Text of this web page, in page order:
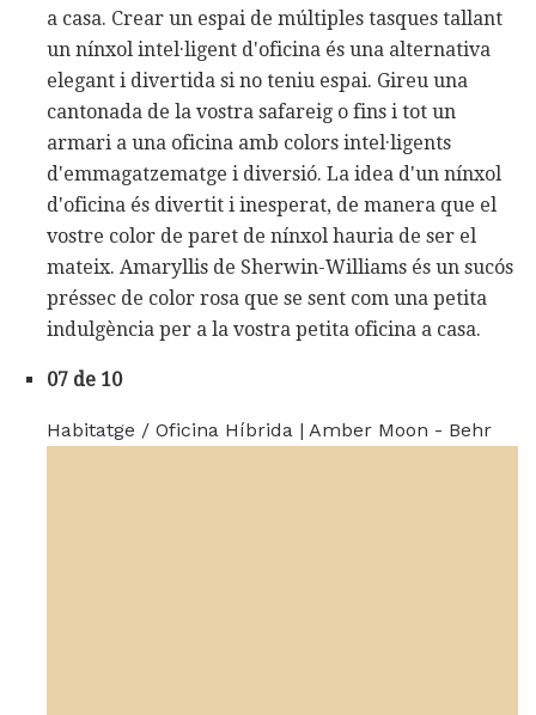
a casa. Crear un espai de múltiples tasques tallant
un nínxol intel·ligent d'oficina és una alternativa
elegant i divertida si no teniu espai. Gireu una
cantonada de la vostra safareig o fins i tot un
armari a una oficina amb colors intel·ligents
d'emmagatzematge i diversió. La idea d'un nínxol
d'oficina és divertit i inesperat, de manera que el
vostre color de paret de nínxol hauria de ser el
mateix. Amaryllis de Sherwin-Williams és un sucós
préssec de color rosa que se sent com una petita
indulgència per a la vostra petita oficina a casa.
07 de 10
Habitatge / Oficina Híbrida | Amber Moon - Behr